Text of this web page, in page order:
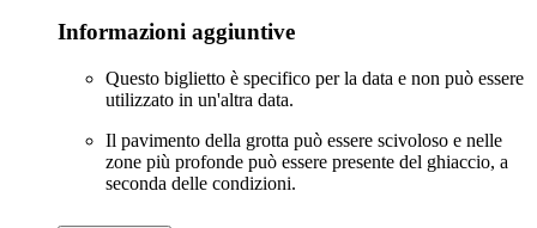
Informazioni aggiuntive
Questo biglietto è specifico per la data e non può essere
utilizzato in un'altra data.
Il pavimento della grotta può essere scivoloso e nelle
zone più profonde può essere presente del ghiaccio, a
seconda delle condizioni.